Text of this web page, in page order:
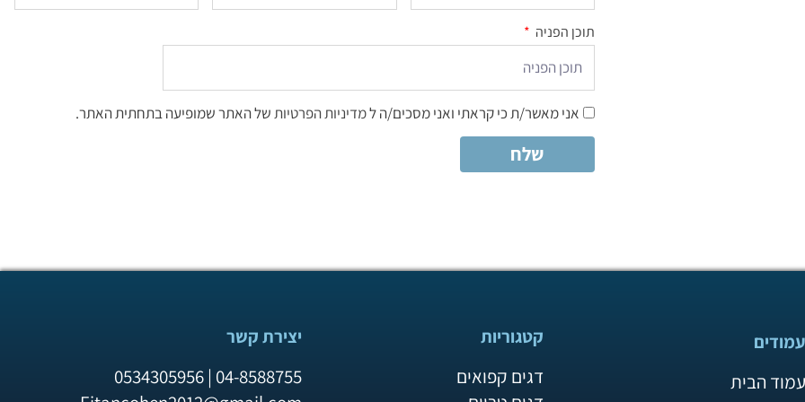
תוכן הפניה
אני מאשר/ת כי קראתי ואני מסכים/ה למדיניות הפרטיותשל האתר שמופיעה בתחתית האתר.
שלח
הבית
קטגוריות
דגים קפואים
יצירת קשר
04-8588755 | 0534305956